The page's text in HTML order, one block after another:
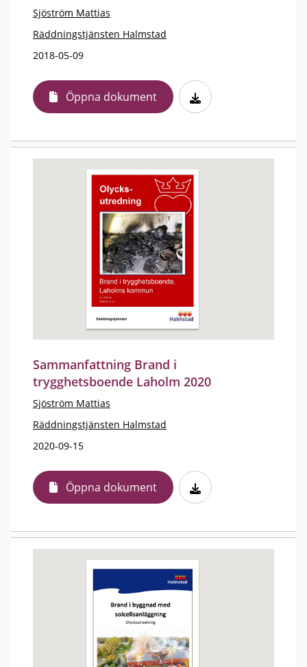
Sjöström Mattias
Räddningstjänsten Halmstad
2018-05-09
Öppna dokument
Sammanfattning Brand i
trygghetsboende Laholm 2020
Sjöström Mattias
Räddningstjänsten Halmstad
2020-09-15
Öppna dokument